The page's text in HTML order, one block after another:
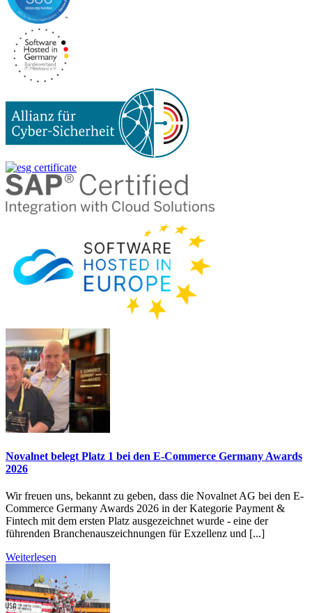
Novalnet belegt Platz 1 bei den E-Commerce Germany Awards
2026
Wir freuen uns, bekannt zu geben, dass die Novalnet AG bei den E-
Commerce Germany Awards 2026 in der Kategorie Payment &
Fintech mit dem ersten Platz ausgezeichnet wurde - eine der
führenden Branchenauszeichnungen für Exzellenz und [...]
Weiterlesen